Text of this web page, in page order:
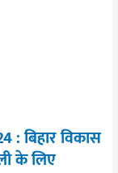
बिहार विकास
के लिए